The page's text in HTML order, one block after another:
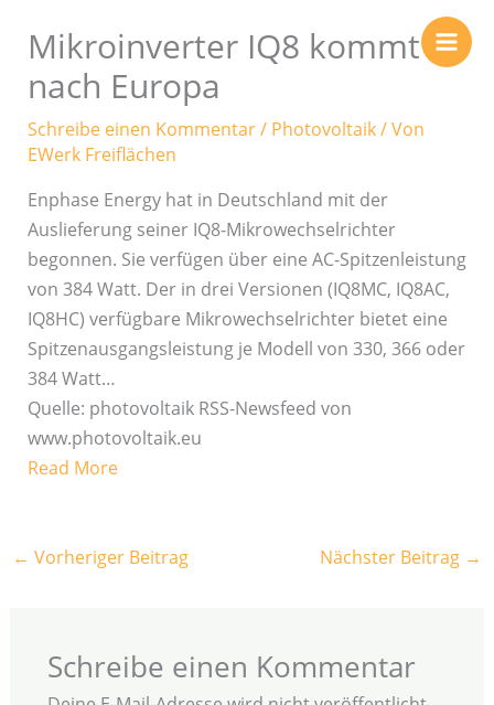
InhaltMikroinverter IQ8 kommt
nach Europa
Schreibe einen Kommentar/ Photovoltaik/ Von
EWerk Freiflächen
Enphase Energy hat in Deutschland mit der
Auslieferung seiner IQ8-Mikrowechselrichter
begonnen. Sie verfügen über eine AC-Spitzenleistung
von 384 Watt. Der in drei Versionen (IQ8MC, IQ8AC,
IQ8HC) verfügbare Mikrowechselrichter bietet eine
Spitzenausgangsleistung je Modell von 330, 366 oder
384 Watt…
Quelle: photovoltaik RSS-Newsfeed von
www.photovoltaik.eu
Read More
← Vorheriger Beitrag Nächster Beitrag →
Schreibe einen Kommentar